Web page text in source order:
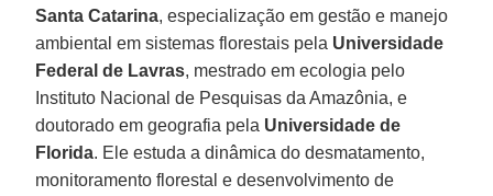
Santa Catarina, especialização em gestão e manejo
ambiental em sistemas florestais pela Universidade
Federal de Lavras, mestrado em ecologia pelo
Instituto Nacional de Pesquisas da Amazônia, e
doutorado em geografia pela Universidade de
Florida. Ele estuda a dinâmica do desmatamento,
monitoramento florestal e desenvolvimento de